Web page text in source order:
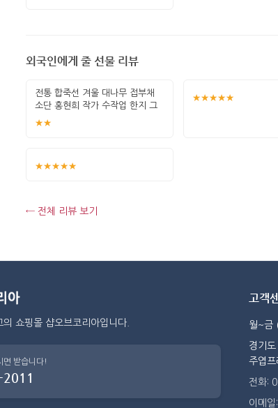
외국인에게 줄 선물 리뷰
전통 합죽선 겨울 대나무 접부채
소단 홍현희 작가 수작업 한지 그
림 고급
★★
★★★★★
★★★★★
← 전체 리뷰 보기
쇼핑몰 샵오브코리아입니다.
면 받습니다!
고객
월~금
경기
주엽
전화:
이메